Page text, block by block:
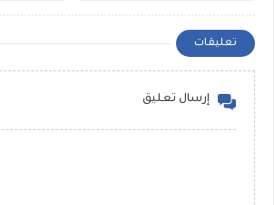
تعليقات
إرسال تعليق